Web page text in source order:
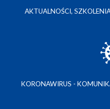
AKTUALNOŚCI,
KORONAWIRUS -